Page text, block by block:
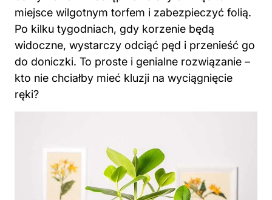
miejsce wilgotnym torfem i zabezpieczyć folią.
Po kilku tygodniach, gdy korzenie będą
widoczne, wystarczy odciąć pęd i przenieść go
do doniczki. To proste i genialne rozwiązanie –
kto nie chciałby mieć kluzji na wyciągnięcie
ręki?